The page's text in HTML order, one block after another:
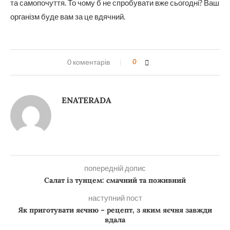
та самопочуття. То чому б не спробувати вже сьогодні? Ваш
організм буде вам за це вдячний.
0 коментарів 0
ENATERADA
попередній допис
Салат із тунцем: смачний та поживний
наступний пост
Як приготувати яєчню – рецепт, з яким яєчня завжди
вдала